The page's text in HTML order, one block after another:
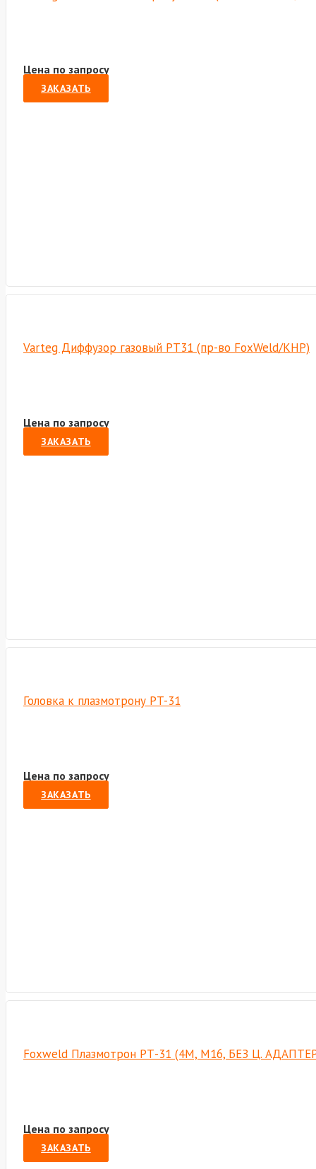
Цена по запросу
ЗАКАЗАТЬ
Varteg Диффузор газовый PT31 (пр-во FoxWeld/КНР)
Цена по запросу
ЗАКАЗАТЬ
Головка к плазмотрону PT-31
Цена по запросу
ЗАКАЗАТЬ
Foxweld Плазмотрон РТ-31 (4М, М16, БЕЗ Ц.
Цена по запросу
ЗАКАЗАТЬ